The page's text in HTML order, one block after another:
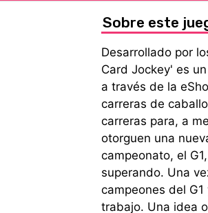
Sobre este
Desarrollado por
Card Jockey' es
a través de la
carreras de
carreras para, a
otorguen una
campeonato, el
superando. Una
campeones del
trabajo. Una idea